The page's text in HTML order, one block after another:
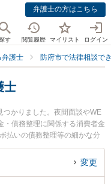
弁護士の方はこちら
す 閲覧履歴 マイリスト ログイン
弁護士 防府市で法律相談で
士
つかりました。夜間面談やWE
・債務整理に関係する消費者金
払いの債務整理等の細かな分
法人ONE 防府オフィスの宮嵜
みなどが注目されています。
変更